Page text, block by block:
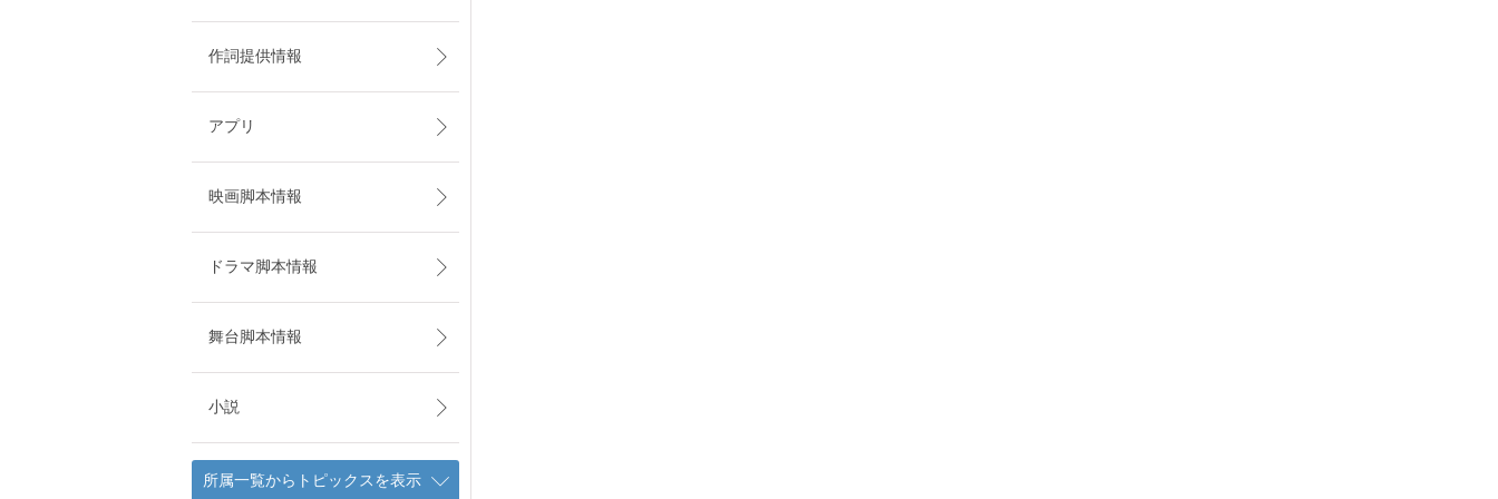
作詞提供情報
アプリ
映画脚本情報
ドラマ脚本情報
舞台脚本情報
小説
所属一覧からトピックスを表示